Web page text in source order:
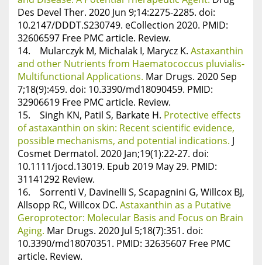
Des Devel Ther. 2020 Jun 9;14:2275-2285. doi:
10.2147/DDDT.S230749. eCollection 2020. PMID:
32606597 Free PMC article. Review.
14. Mularczyk M, Michalak I, Marycz K. Astaxanthin
and other Nutrients from Haematococcus pluvialis-
Multifunctional Applications. Mar Drugs. 2020 Sep
7;18(9):459. doi: 10.3390/md18090459. PMID:
32906619 Free PMC article. Review.
15. Singh KN, Patil S, Barkate H. Protective effects
of astaxanthin on skin: Recent scientific evidence,
possible mechanisms, and potential indications. J
Cosmet Dermatol. 2020 Jan;19(1):22-27. doi:
10.1111/jocd.13019. Epub 2019 May 29. PMID:
31141292 Review.
16. Sorrenti V, Davinelli S, Scapagnini G, Willcox BJ,
Allsopp RC, Willcox DC. Astaxanthin as a Putative
Geroprotector: Molecular Basis and Focus on Brain
Aging. Mar Drugs. 2020 Jul 5;18(7):351. doi:
10.3390/md18070351. PMID: 32635607 Free PMC
article. Review.